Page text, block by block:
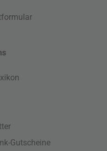
Gutscheine